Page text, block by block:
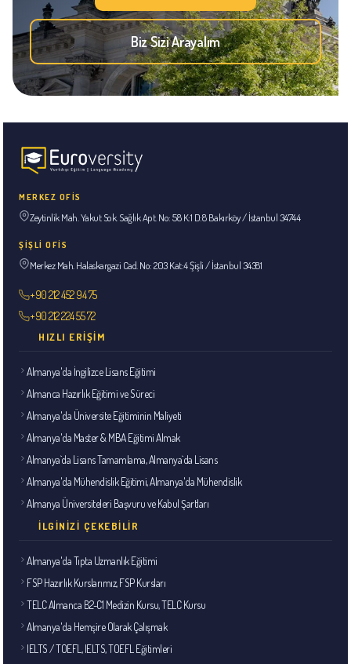
Biz Sizi Arayalım
MERKEZ OFİS
Zeytinlik Mah. Yakut Sok. Sağlık Apt. No: 58 K:1 D:8 Bakırköy / İstanbul 34744
ŞİŞLİ OFİS
Merkez Mah. Halaskargazi Cad. No: 203 Kat:4 Şişli / İstanbul 34381
+90 212 452 94 75
+90 212 224 55 72
HIZLI ERIŞIM
Almanya'da İngilizce Lisans Eğitimi
Almanca Hazırlık Eğitimi ve Süreci
Almanya'da Üniversite Eğitiminin Maliyeti
Almanya'da Master & MBA Eğitimi Almak
Almanya`da Lisans Tamamlama, Almanya`da Lisans
Almanya'da Mühendislik Eğitimi, Almanya'da Mühendislik
Almanya Üniversiteleri Başvuru ve Kabul Şartları
İLGINIZI ÇEKEBILIR
Almanya'da Tıpta Uzmanlık Eğitimi
FSP Hazırlık Kurslarımız, FSP Kursları
TELC Almanca B2-C1 Medizin Kursu, TELC Kursu
Almanya'da Hemşire Olarak Çalışmak
IELTS / TOEFL, IELTS, TOEFL Eğitimleri